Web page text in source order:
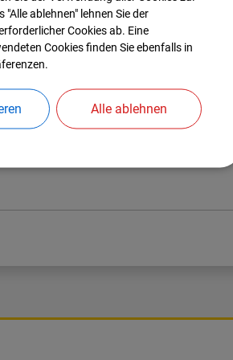
ablehnen" lehnen Sie der
Cookies ab. Eine
Cookies finden Sie ebenfalls in
Alle ablehnen